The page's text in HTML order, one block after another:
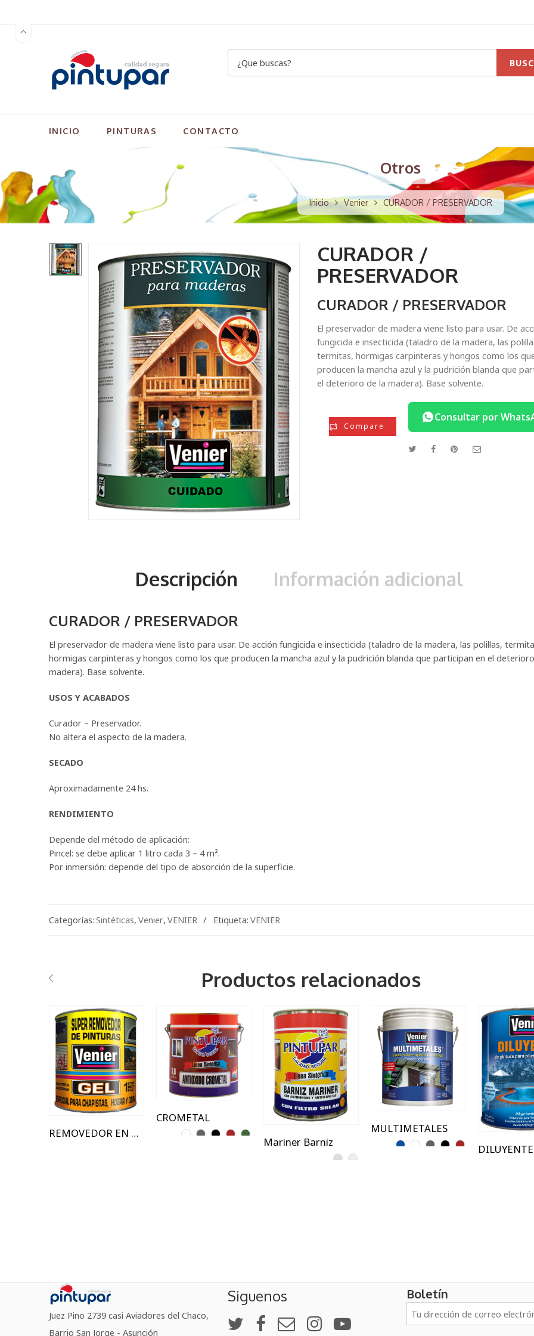
INICIO PINTURAS CONTACTO
Otros
Inicio Venier CURADOR / PRESERVADOR
CURADOR /
PRESERVADOR
CURADOR / PRESERVADOR
El preservador de madera viene listo para usar. De
fungicida e insecticida (taladro de la madera, las
termitas, hormigas carpinteras y hongos como los
producen la mancha azul y la pudrición blanda que
el deterioro de la madera). Base solvente.
Consultar por
Compare
Descripción Información adicional
CURADOR / PRESERVADOR
El preservador de madera viene listo para usar. De acción fungicida e insecticida (taladro de la madera, las polillas,
hormigas carpinteras y hongos como los que producen la mancha azul y la pudrición blanda que participan en el
madera). Base solvente.
USOS Y ACABADOS
Curador – Preservador.
No altera el aspecto de la madera.
SECADO
Aproximadamente 24 hs.
RENDIMIENTO
Depende del método de aplicación:
Pincel: se debe aplicar 1 litro cada 3 – 4 m².
Por inmersión: depende del tipo de absorción de la superficie.
Categorías: Sintéticas, Venier, VENIER Etiqueta: VENIER
Productos relacionados
1KG
REMOVEDOR EN GEL
18 Lts
3.6 Lts
250 ml
850 ml
CROMETAL
18 Lts
3.6 Lts
250 ml
850 ml
Mariner Barniz
0.450LTS
1 Lts
4LTS
MULTIMETALES
1 Lts
Juez Pino 2739 casi Aviadores del Chaco,
Barrio San Jorge - Asunción
Siguenos Boletín